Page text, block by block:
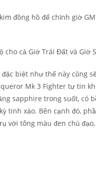
đồng hồ để chỉnh giờ
cho cả Giờ Trái Đất và Giờ
biệt như thế này cũng
Mk 3 Fighter tự tin
sapphire trong suốt, có
tinh xảo. Bên cạnh đó,
với tông màu đen chủ